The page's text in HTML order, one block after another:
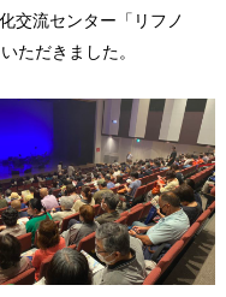
交流センター「リフノ
ただきました。